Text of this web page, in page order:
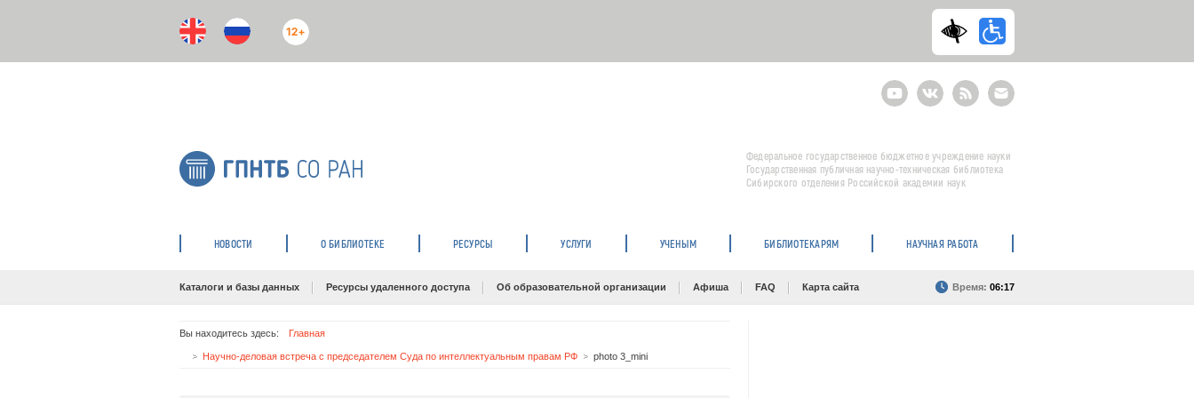
12+
YoutubeВКонтактеRSS
E-
mail
подписка
Федеральное государственное бюджетное учреждение науки
Государственная публичная научно-техническая библиотека
Сибирского отделения Российской академии наук
НОВОСТИ О БИБЛИОТЕКЕ РЕСУРСЫ УСЛУГИ УЧЕНЫМ БИБЛИОТЕКАРЯМ НАУЧНАЯ РАБОТА
Каталоги и базы данных Ресурсы удаленного доступа Об образовательной организации Афиша FAQ Карта сайта Время: 06:17
Вы находитесь здесь: Главная
Научно-деловая встреча с председателем Суда по интеллектуальным правам РФ photo 3_mini